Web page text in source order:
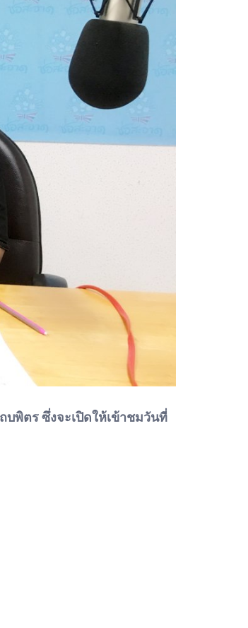
พิตร ซึ่งจะเปิดให้เข้าชมวันที่